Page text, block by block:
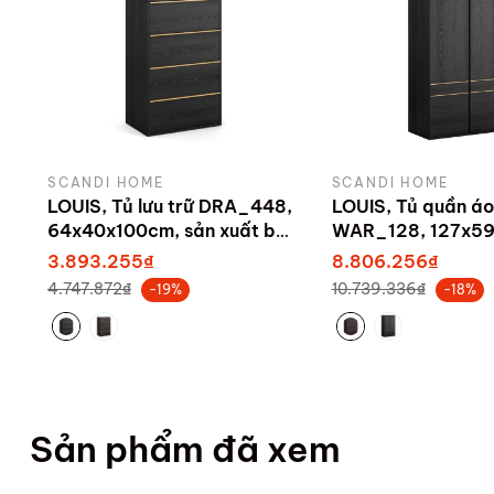
- Khi nhận hàng nếu gặp
cho bạn.
- Bảo hành 1 năm thay mới
- Chưa bảo hành cho các
SCANDI HOME
LOUIS, Tủ lưu trữ DRA_448,
64x40x100cm, sản xuất bởi
Scandi Home
3.893.255₫
4.747.872₫ -19%
SCANDI HOME
LOUIS, Tủ quần áo
WAR_128,
sản xuất bởi
8.806.256₫
10.739.336₫ -18%
Sản phẩm đã xem